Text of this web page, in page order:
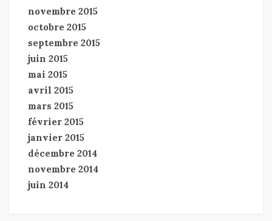
novembre 2015
octobre 2015
septembre 2015
juin 2015
mai 2015
avril 2015
mars 2015
février 2015
janvier 2015
décembre 2014
novembre 2014
juin 2014